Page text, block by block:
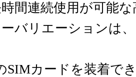
間連続使用が可能
バリエーションは
カードを装着で